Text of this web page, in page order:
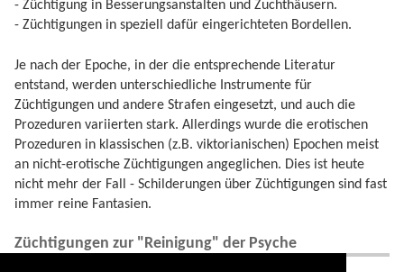
- Züchtigung in Besserungsanstalten und Zuchthäusern.
- Züchtigungen in speziell dafür eingerichteten Bordellen.
Je nach der Epoche, in der die entsprechende Literatur
entstand, werden unterschiedliche Instrumente für
Züchtigungen und andere Strafen eingesetzt, und auch die
Prozeduren variierten stark. Allerdings wurde die erotischen
Prozeduren in klassischen (z.B. viktorianischen) Epochen meist
an nicht-erotische Züchtigungen angeglichen. Dies ist heute
nicht mehr der Fall - Schilderungen über Züchtigungen sind fast
immer reine Fantasien.
Züchtigungen zur "Reinigung" der Psyche